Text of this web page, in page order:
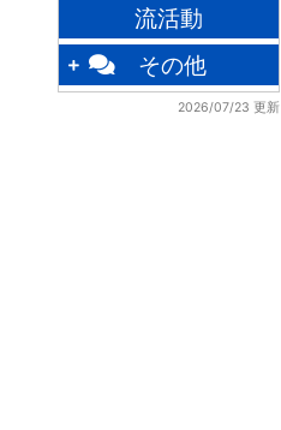
流活動
その他
2026/07/23 更新